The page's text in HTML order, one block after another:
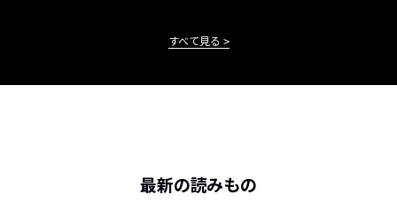
すべて見る
最新の読みもの